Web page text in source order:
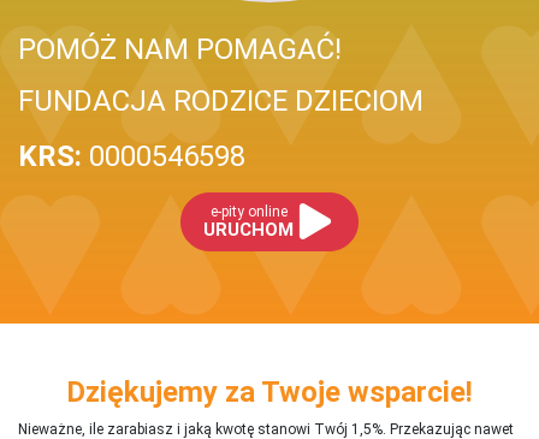
POMÓŻ NAM POMAGAĆ!
FUNDACJA RODZICE DZIECIOM
KRS: 0000546598
e-pity online
URUCHOM
Dziękujemy za Twoje wsparcie!
Nieważne, ile zarabiasz i jaką kwotę stanowi Twój 1,5%. Przekazując nawet